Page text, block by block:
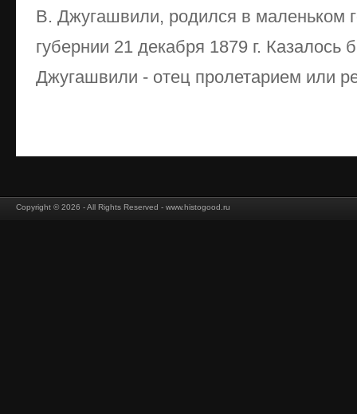
В. Джугашвили, родился в маленьком
губернии 21 декабря 1879 г.
Джугашвили - отец пролетарием или
Copyright © 2026 - All Rights Reserved - www.histogood.ru